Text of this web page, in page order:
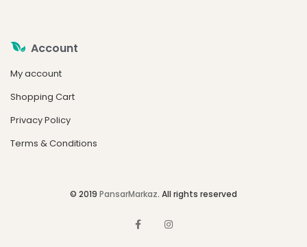
Account
My account
Shopping Cart
Privacy Policy
Terms & Conditions
© 2019 PansarMarkaz. All rights reserved